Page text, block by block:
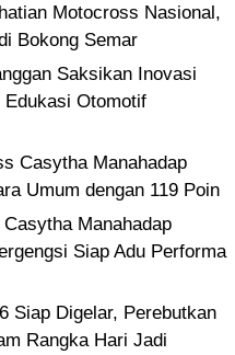
Motocross Nasional,
Bokong Semar
Saksikan Inovasi
Edukasi Otomotif
Casytha Manahadap
Umum dengan 119 Poin
Manahadap
Siap Adu Performa
Siap Digelar, Perebutkan
Rangka Hari Jadi